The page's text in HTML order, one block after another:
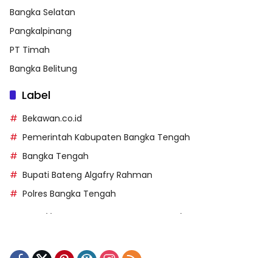
Bangka Selatan
Pangkalpinang
PT Timah
Bangka Belitung
Label
Bekawan.co.id
Pemerintah Kabupaten Bangka Tengah
Bangka Tengah
Bupati Bateng Algafry Rahman
Polres Bangka Tengah